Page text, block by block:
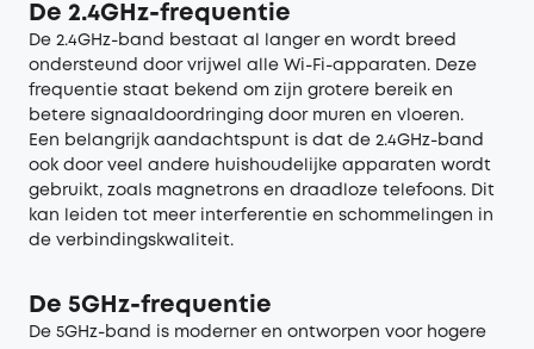
De 2.4GHz-frequentie
De 2.4GHz-band bestaat al langer en wordt breed
ondersteund door vrijwel alle Wi-Fi-apparaten. Deze
frequentie staat bekend om zijn grotere bereik en
betere signaaldoordringing door muren en vloeren.
Een belangrijk aandachtspunt is dat de 2.4GHz-band
ook door veel andere huishoudelijke apparaten wordt
gebruikt, zoals magnetrons en draadloze telefoons. Dit
kan leiden tot meer interferentie en schommelingen in
de verbindingskwaliteit.
De 5GHz-frequentie
De 5GHz-band is moderner en ontworpen voor hogere